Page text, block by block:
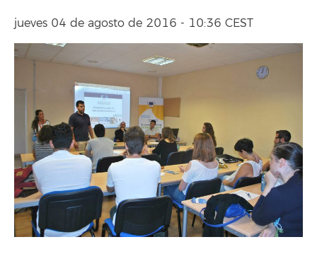
jueves 04 de agosto de 2016 - 10:36 CEST